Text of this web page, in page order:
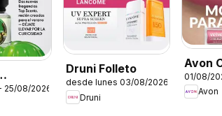
08/2026
Druni Folleto
desde lunes 03/08/2026
Druni
Avon
01/08/
Avon